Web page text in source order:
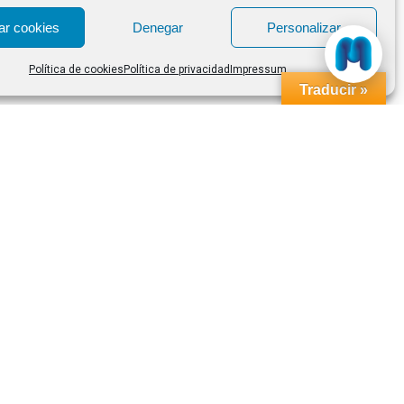
cookies Denegar Personalizar
Política de cookies Política de privacidad Impressum
Traducir »